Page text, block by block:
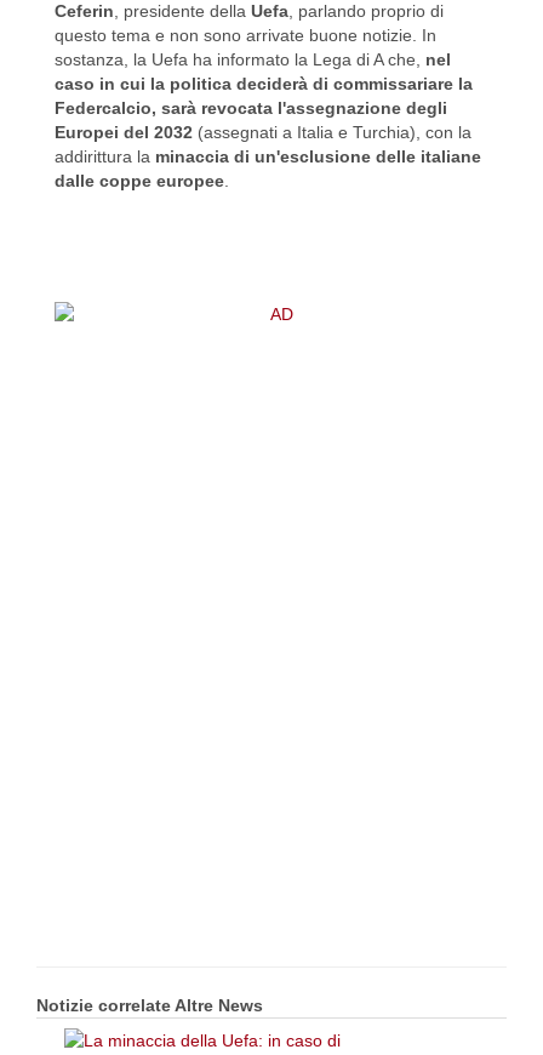
Ceferin, presidente della Uefa, parlando proprio di
questo tema e non sono arrivate buone notizie. In
sostanza, la Uefa ha informato la Lega di A che, nel
caso in cui la politica deciderà di commissariare la
Federcalcio, sarà revocata l'assegnazione degli
Europei del 2032 (assegnati a Italia e Turchia), con la
addirittura la minaccia di un'esclusione delle italiane
dalle coppe europee.
Notizie correlate Altre News